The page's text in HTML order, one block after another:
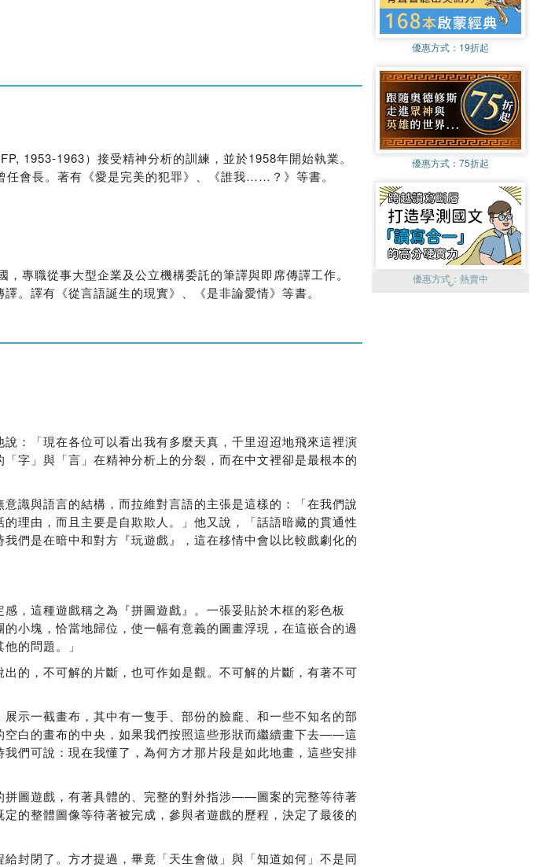
1953-1963）接受精神分析的訓練，並於1958年開始執業。
會長。著有《愛是完美的犯罪》、《誰我……？》等書。
專職從事大型企業及公立機構委託的筆譯與即席傳譯工作。
。譯有《從言語誕生的現實》、《是非論愛情》等書。
：「現在各位可以看出我有多麼天真，千里迢迢地飛來這裡演
字」與「言」在精神分析上的分裂，而在中文裡卻是最根本的
識與語言的結構，而拉維對言語的主張是這樣的：「在我們說
理由，而且主要是自欺欺人。」他又說，「話語暗藏的貫通性
們是在暗中和對方『玩遊戲』，這在移情中會以比較戲劇化的
，這種遊戲稱之為『拼圖遊戲』。一張妥貼於木框的彩色板
小塊，恰當地歸位，使一幅有意義的圖畫浮現，在這嵌合的過
的問題。」
的，不可解的片斷，也可作如是觀。不可解的片斷，有著不可
示一截畫布，其中有一隻手、部份的臉龐、和一些不知名的部
白的畫布的中央，如果我們按照這些形狀而繼續畫下去——這
們可說：現在我懂了，為何方才那片段是如此地畫，這些安排
拼圖遊戲，有著具體的、完整的對外指涉——圖案的完整等待著
的整體圖像等待著被完成，參與者遊戲的歷程，決定了最後的
封閉了。方才提過，畢竟「天生會做」與「知道如何」不是同
優惠方式： 19折起
優惠方式： 75折起
優惠方式： 熱賣中